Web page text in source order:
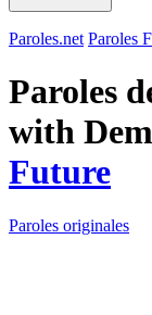
Paroles.net Paroles
Paroles
with
Future
Paroles originales